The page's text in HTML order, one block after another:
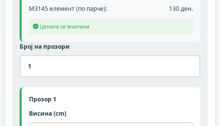
M3145 елемент (по парче):
130 ден.
Цените се вчитани
Број на прозори
Прозор 1
Висина (cm)